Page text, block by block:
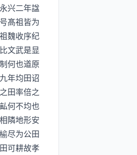
兴二年諡
髙祖皆为
魏收序纪
文武是显
何也道原
年均田诏
田率倍之
何不均也
隣地形安
尽为公田
可耕故孝